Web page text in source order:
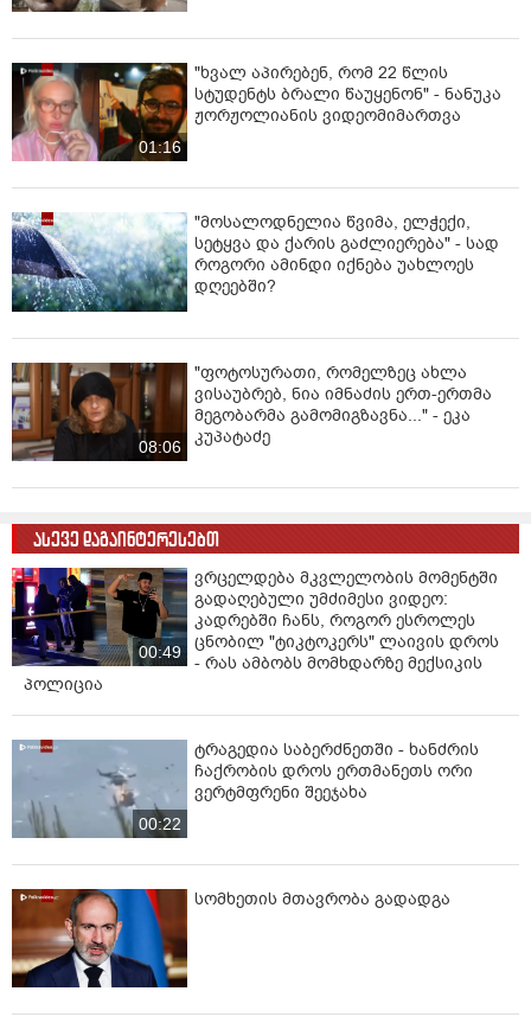
01:16
"ხვალ აპირებენ, რომ 22 წლის
სტუდენტს ბრალი წაუყენონ" - ნანუკა
ჟორჟოლიანის ვიდეომიმართვა
"მოსალოდნელია წვიმა, ელჭექი,
სეტყვა და ქარის გაძლიერება" - სად
როგორი ამინდი იქნება უახლოეს
დღეებში?
08:06
"ფოტოსურათი, რომელზეც ახლა
ვისაუბრებ, ნია იმნაძის ერთ-ერთმა
მეგობარმა გამომიგზავნა..." - ეკა
კუპატაძე
ასევე დაგაინტერესებთ
00:49
ვრცელდება მკვლელობის მომენტში
გადაღებული უმძიმესი ვიდეო:
კადრებში ჩანს, როგორ ესროლეს
ცნობილ "ტიკტოკერს" ლაივის დროს
- რას ამბობს მომხდარზე მექსიკის
პოლიცია
00:22
ტრაგედია საბერძნეთში - ხანძრის
ჩაქრობის დროს ერთმანეთს ორი
ვერტმფრენი შეეჯახა
სომხეთის მთავრობა გადადგა